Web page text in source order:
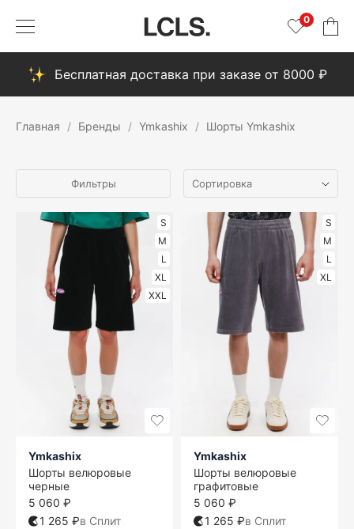
0
Бесплатная доставка при заказе от 8000 ₽
Главная Бренды Ymkashix Шорты Ymkashix
Фильтры
S
M
L
XL
XXL
Ymkashix
Шорты велюровые
черные
5 060 ₽
1 265 ₽в Сплит
S
M
L
XL
Ymkashix
Шорты велюровые
графитовые
5 060 ₽
1 265 ₽в Сплит